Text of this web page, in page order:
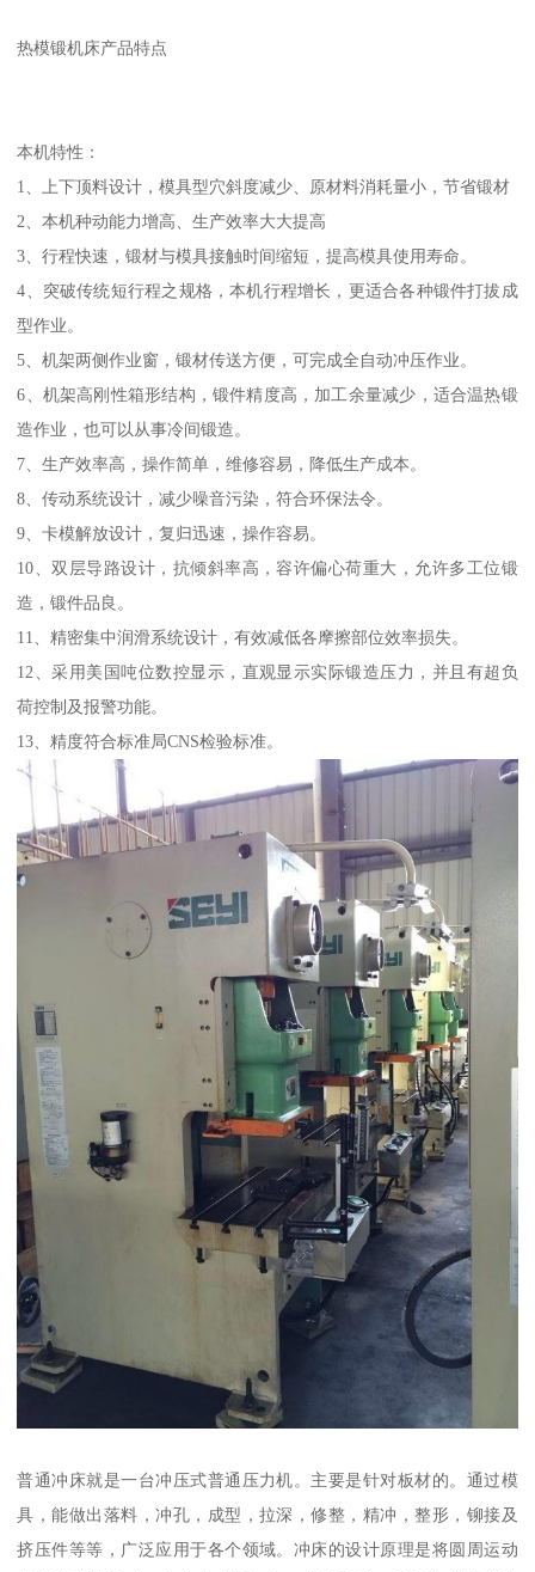
热模锻机床产品特点
本机特性：
1、上下顶料设计，模具型穴斜度减少、原材料消耗量小，节省锻材
2、本机种动能力增高、生产效率大大提高
3、行程快速，锻材与模具接触时间缩短，提高模具使用寿命。
4、突破传统短行程之规格，本机行程增长，更适合各种锻件打拔成
型作业。
5、机架两侧作业窗，锻材传送方便，可完成全自动冲压作业。
6、机架高刚性箱形结构，锻件精度高，加工余量减少，适合温热锻
造作业，也可以从事冷间锻造。
7、生产效率高，操作简单，维修容易，降低生产成本。
8、传动系统设计，减少噪音污染，符合环保法令。
9、卡模解放设计，复归迅速，操作容易。
10、双层导路设计，抗倾斜率高，容许偏心荷重大，允许多工位锻
造，锻件品良。
11、精密集中润滑系统设计，有效减低各摩擦部位效率损失。
12、采用美国吨位数控显示，直观显示实际锻造压力，并且有超负
荷控制及报警功能。
13、精度符合标准局CNS检验标准。
普通冲床就是一台冲压式普通压力机。主要是针对板材的。通过模
具，能做出落料，冲孔，成型，拉深，修整，精冲，整形，铆接及
挤压件等等，广泛应用于各个领域。冲床的设计原理是将圆周运动